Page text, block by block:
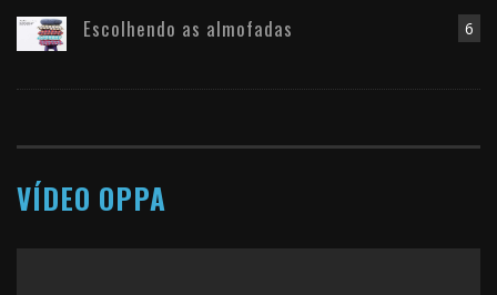
6
Escolhendo as almofadas
VÍDEO OPPA